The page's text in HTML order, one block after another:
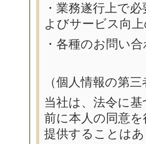
・業務遂行上で
よびサービス向
・各種のお問い
（個人情報の第
当社は、法令に
前に本人の同意
提供することは